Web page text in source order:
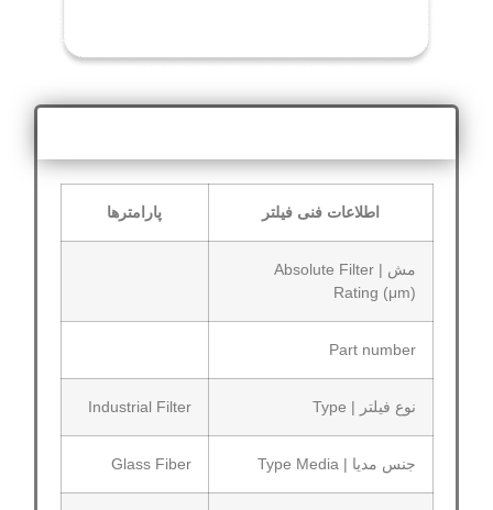
اطلاعات فنی فیلتر پارامترها
مش | Absolute Filter
Rating (μm)
Part number
نوع فیلتر | Type Industrial Filter
جنس مدیا | Type Media Glass Fiber